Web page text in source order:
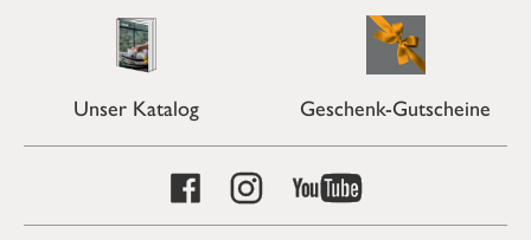
Unser Katalog Geschenk-Gutscheine